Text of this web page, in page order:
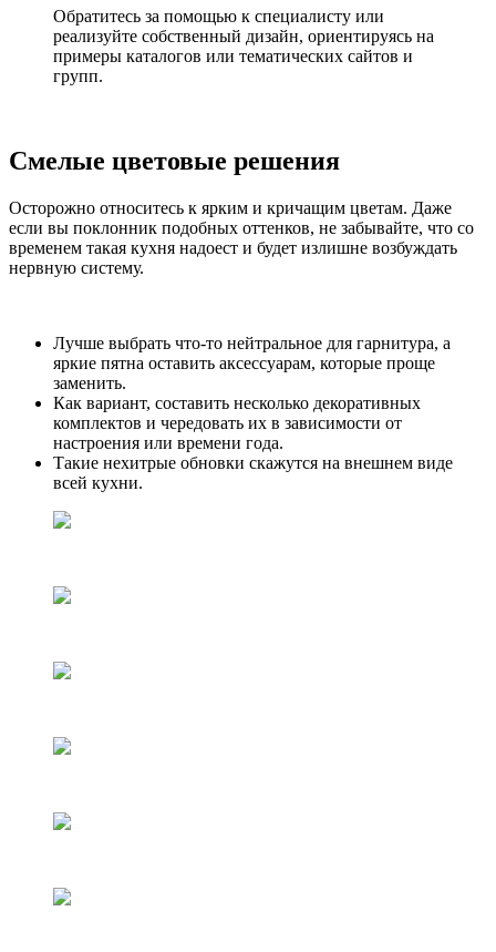
Обратитесь за помощью к специалисту или
реализуйте собственный дизайн, ориентируясь на
примеры каталогов или тематических сайтов и
групп.
Смелые цветовые решения
Осторожно относитесь к ярким и кричащим цветам. Даже
если вы поклонник подобных оттенков, не забывайте, что со
временем такая кухня надоест и будет излишне возбуждать
нервную систему.
Лучше выбрать что-то нейтральное для гарнитура, а
яркие пятна оставить аксессуарам, которые проще
заменить.
Как вариант, составить несколько декоративных
комплектов и чередовать их в зависимости от
настроения или времени года.
Такие нехитрые обновки скажутся на внешнем виде
всей кухни.